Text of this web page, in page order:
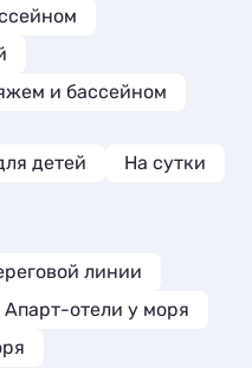
и бассейном
детей
На сутки
линии
Апарт-отели у моря